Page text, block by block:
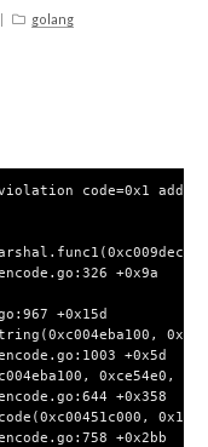
golang
code=0x1
+0x9a
+0x15d
+0x5d
0xce54e0,
+0x358
0x13,
+0x2bb